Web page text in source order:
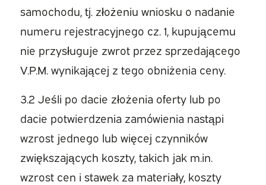
samochodu, tj. złożeniu wniosku o nadanie
numeru rejestracyjnego cz. 1, kupującemu
nie przysługuje zwrot przez sprzedającego
V.P.M. wynikającej z tego obniżenia ceny.
3.2 Jeśli po dacie złożenia oferty lub po
dacie potwierdzenia zamówienia nastąpi
wzrost jednego lub więcej czynników
zwiększających koszty, takich jak m.in.
wzrost cen i stawek za materiały, koszty